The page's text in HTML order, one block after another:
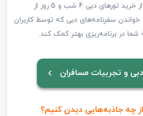
است. اگر شما هم دوست دارید قبل از خرید تورهای دبی 4 شب و 5 روز از
سفرنامه‌های دبی که توسط کاربران
در برنامه‌ریزی بهتر کمک کند.
و تجربیات مسافران